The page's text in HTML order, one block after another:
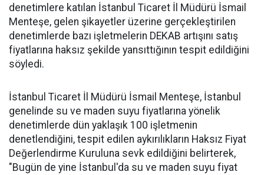
denetimlere katılan İstanbul Ticaret İl Müdürü İsmail
Menteşe, gelen şikayetler üzerine gerçekleştirilen
denetimlerde bazı işletmelerin DEKAB artışını satış
fiyatlarına haksız şekilde yansıttığının tespit edildiğini
söyledi.
İstanbul Ticaret İl Müdürü İsmail Menteşe, İstanbul
genelinde su ve maden suyu fiyatlarına yönelik
denetimlerde dün yaklaşık 100 işletmenin
denetlendiğini, tespit edilen aykırılıkların Haksız Fiyat
Değerlendirme Kuruluna sevk edildiğini belirterek,
"Bugün de yine İstanbul'da su ve maden suyu fiyat